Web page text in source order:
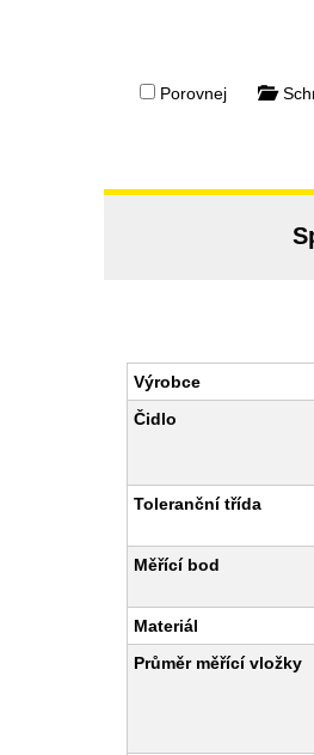
Porovnej
Výrobce
Čidlo
Toleranční třída
Měřící bod
Materiál
Průměr měřící vložky